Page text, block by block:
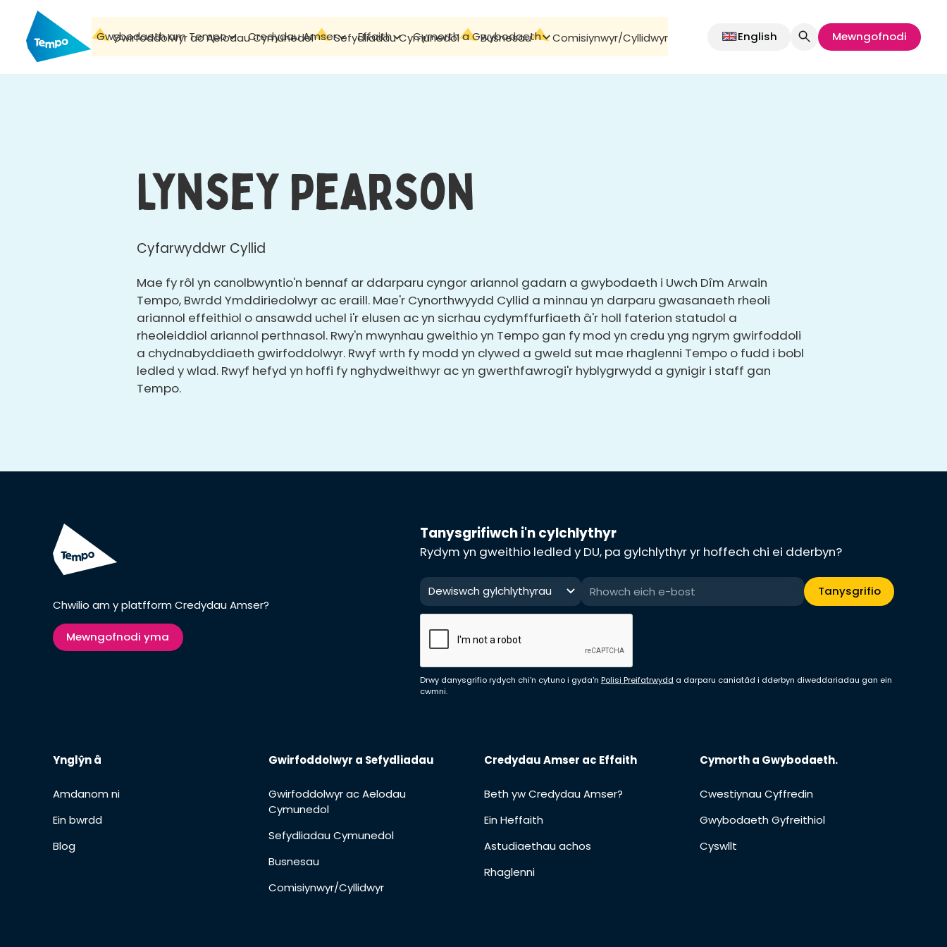
Gwybodaeth am Tempo Credydau Amser Effaith Cymorth a Gwybodaeth Cyswllt
Gwirfoddolwyr ac Aelodau Cymunedol Sefydliadau Cymunedol Busnesau Comisiynwyr/Cyllidwyr English Mewngofnodi
Lynsey Pearson
Cyfarwyddwr Cyllid
Mae fy rôl yn canolbwyntio'n bennaf ar ddarparu cyngor ariannol gadarn a gwybodaeth i Uwch Dîm Arwain
Tempo, Bwrdd Ymddiriedolwyr ac eraill. Mae'r Cynorthwyydd Cyllid a minnau yn darparu gwasanaeth rheoli
ariannol effeithiol o ansawdd uchel i'r elusen ac yn sicrhau cydymffurfiaeth â'r holl faterion statudol a
rheoleiddiol ariannol perthnasol. Rwy'n mwynhau gweithio yn Tempo gan fy mod yn credu yng ngrym gwirfoddoli
a chydnabyddiaeth gwirfoddolwyr. Rwyf wrth fy modd yn clywed a gweld sut mae rhaglenni Tempo o fudd i bobl
ledled y wlad. Rwyf hefyd yn hoffi fy nghydweithwyr ac yn gwerthfawrogi'r hyblygrwydd a gynigir i staff gan
Tempo.
Chwilio am y platfform Credydau Amser?
Mewngofnodi yma
Tanysgrifiwch i'n cylchlythyr
Rydym yn gweithio ledled y DU, pa gylchlythyr yr hoffech chi ei dderbyn?
Dewiswch gylchlythyrau
Drwy danysgrifio rydych chi'n cytuno i gyda'n Polisi Preifatrwydd a darparu caniatâd i dderbyn diweddariadau gan ein
cwmni.
Ynglŷn â
Amdanom ni
Ein bwrdd
Blog
Gwirfoddolwyr a Sefydliadau
Gwirfoddolwyr ac Aelodau
Cymunedol
Sefydliadau Cymunedol
Busnesau
Comisiynwyr/Cyllidwyr
Credydau Amser ac Effaith
Beth yw Credydau Amser?
Ein Heffaith
Astudiaethau achos
Rhaglenni
Cymorth a Gwybodaeth.
Cwestiynau Cyffredin
Gwybodaeth Gyfreithiol
Cyswllt